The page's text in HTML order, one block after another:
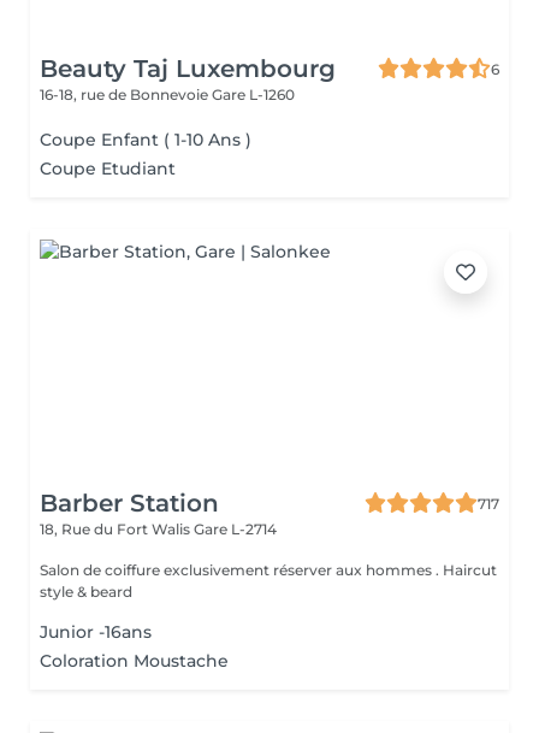
Beauty Taj Luxembourg
6
16-18, rue de Bonnevoie Gare L-1260
Coupe Enfant ( 1-10 Ans )
Coupe Etudiant
Barber Station
717
18, Rue du Fort Walis Gare L-2714
Salon de coiffure exclusivement réserver aux hommes . Haircut
style & beard
Junior -16ans
Coloration Moustache